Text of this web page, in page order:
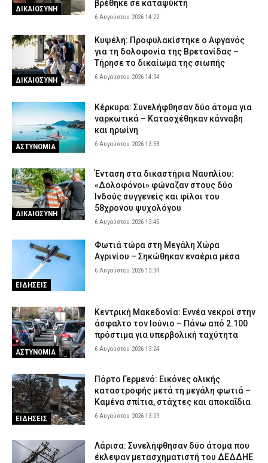
εργασίας για ανέργους άνω των 55 ετών
6 Αυγούστου 2026 07:50
Κυψέλη: Απολογείται ο 26χρονος για τη δολοφονία της
38χρονης Βρετανίδας – Επιμένει ότι είναι αθώος
ΔΙΚΑΙΟΣΥΝΗ 6 Αυγούστου 2026 07:40
ΔΙΚΑΙΟΣΥΝΗ
βρέθηκε σε καταψύκτη
6 Αυγούστου 2026 14:22
ΔΙΚΑΙΟΣΥΝΗ
Κυψέλη: Προφυλακίστηκε ο Αφγανός
για τη δολοφονία της Βρετανίδας –
Τήρησε το δικαίωμα της σιωπής
6 Αυγούστου 2026 14:04
ΑΣΤΥΝΟΜΙΑ
Κέρκυρα: Συνελήφθησαν δύο άτομα για
ναρκωτικά – Κατασχέθηκαν κάνναβη
και ηρωίνη
6 Αυγούστου 2026 13:58
ΔΙΚΑΙΟΣΥΝΗ
Ένταση στα δικαστήρια Ναυπλίου:
«Δολοφόνοι» φώναζαν στους δύο
Ινδούς συγγενείς και φίλοι του
58χρονου ψυχολόγου
6 Αυγούστου 2026 13:45
ΕΙΔΗΣΕΙΣ
Φωτιά τώρα στη Μεγάλη Χώρα
Αγρινίου – Σηκώθηκαν εναέρια μέσα
6 Αυγούστου 2026 13:34
ΑΣΤΥΝΟΜΙΑ
Κεντρική Μακεδονία: Εννέα νεκροί στην
άσφαλτο τον Ιούνιο – Πάνω από 2.100
πρόστιμα για υπερβολική ταχύτητα
6 Αυγούστου 2026 13:24
ΕΙΔΗΣΕΙΣ
Πόρτο Γερμενό: Εικόνες ολικής
καταστροφής μετά τη μεγάλη φωτιά –
Καμένα σπίτια, στάχτες και αποκαΐδια
6 Αυγούστου 2026 13:09
Λάρισα: Συνελήφθησαν δύο άτομα που
έκλεψαν μετασχηματιστή του ΔΕΔΔΗΕ